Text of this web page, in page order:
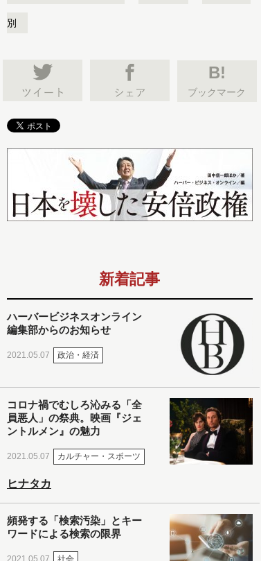
別
B!
ブックマーク
新着記事
ハーバービジネスオンライン
編集部からのお知らせ
2021.05.07 政治・経済
コロナ禍でむしろ沁みる「全
員悪人」の祭典。映画『ジェ
ントルメン』の魅力
2021.05.07 カルチャー・スポーツ
ヒナタカ
頻発する「検索汚染」とキー
ワードによる検索の限界
社会